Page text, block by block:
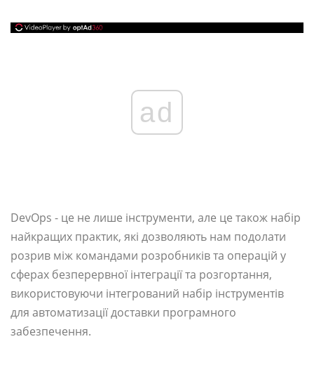
ad
DevOps - це не лише інструменти, але це також набір
найкращих практик, які дозволяють нам подолати
розрив між командами розробників та операцій у
сферах безперервної інтеграції та розгортання,
використовуючи інтегрований набір інструментів
для автоматизації доставки програмного
забезпечення.